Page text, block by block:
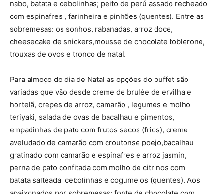
nabo, batata e cebolinhas; peito de perú assado recheado
com espinafres , farinheira e pinhões (quentes). Entre as
sobremesas: os sonhos, rabanadas, arroz doce,
cheesecake de snickers,mousse de chocolate toblerone,
trouxas de ovos e tronco de natal.
Para almoço do dia de Natal as opções do buffet são
variadas que vão desde creme de brulée de ervilha e
hortelã, crepes de arroz, camarão , legumes e molho
teriyaki, salada de ovas de bacalhau e pimentos,
empadinhas de pato com frutos secos (frios); creme
aveludado de camarão com croutonse poejo,bacalhau
gratinado com camarão e espinafres e arroz jasmin,
perna de pato confitada com molho de citrinos com
batata salteada, cebolinhas e cogumelos (quentes). Aos